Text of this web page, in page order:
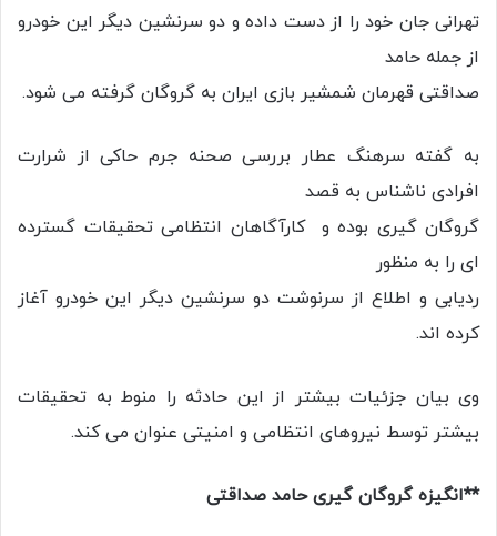
تهرانی جان خود را از دست داده و دو سرنشین دیگر این خودرو
از جمله حامد
صداقتی قهرمان شمشیر بازی ایران به گروگان گرفته می شود.
به گفته سرهنگ عطار بررسی صحنه جرم حاکی از شرارت
افرادی ناشناس به قصد
گروگان گیری بوده و کارآگاهان انتظامی تحقیقات گسترده
ای را به منظور
ردیابی و اطلاع از سرنوشت دو سرنشین دیگر این خودرو آغاز
کرده اند.
وی بیان جزئیات بیشتر از این حادثه را منوط به تحقیقات
بیشتر توسط نیروهای انتظامی و امنیتی عنوان می کند.
**انگیزه گروگان گیری حامد صداقتی